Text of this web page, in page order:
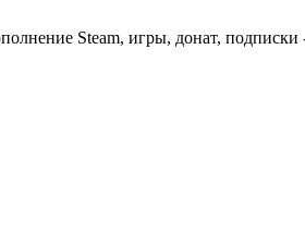
Steam, игры, донат,